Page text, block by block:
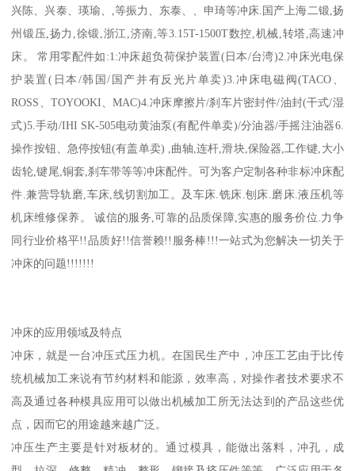
兴陈、兴泰、瑛瑜、,等振力、东泰、、申琦等冲床.国产上海二锻,扬
州锻压,扬力,徐锻,浙江,济南,等3.15T-1500T数控,机械,转塔,高速冲
床。 常用零配件如:1:冲床超负荷保护装置(日本/台湾)2.冲床光电保
护装置(日本/韩国/国产并有反光片单卖)3.冲床电磁阀(TACO、
ROSS、TOYOOKI、MAC)4.冲床摩擦片/刹车片密封件/油封(干式/湿
式)5.手动/IHI SK-505电动黄油泵(有配件单卖)/分油器/手摇注油器6.
操作按钮、急停按钮(有盖单卖) ,曲轴,连杆,滑块,保险器,工作键,大小
齿轮,键尾,铜套,刹车带等等冲床配件。可为客户定制各种非标冲床配
件.兼营导轨磨,车床,线切割加工。及车床.铣床.刨床.磨床.液压机等
机床维修保养。 诚信的服务,可靠的品质保障,实惠的服务价位.力争
同行业价格平!!品质好!!信誉赖!!服务棒!!!一站式为您解决一切关于
冲床的问题!!!!!!!
冲床的应用领域及特点
冲床，就是一台冲压式压力机。在国民生产中，冲压工艺由于比传
统机械加工来说有节约材料和能源，效率高，对操作者技术要求不
高及通过各种模具应用可以做出机械加工所无法达到的产品这些优
点，因而它的用途越来越广泛。
冲压生产主要是针对板材的。通过模具，能做出落料，冲孔，成